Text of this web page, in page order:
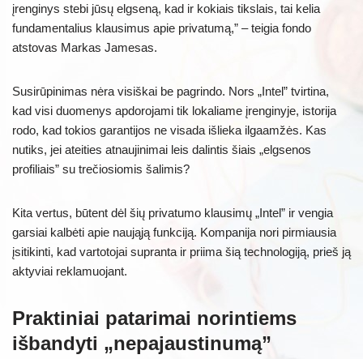
įrenginys stebi jūsų elgseną, kad ir kokiais tikslais, tai kelia
fundamentalius klausimus apie privatumą,” – teigia fondo
atstovas Markas Jamesas.
Susirūpinimas nėra visiškai be pagrindo. Nors „Intel” tvirtina,
kad visi duomenys apdorojami tik lokaliame įrenginyje, istorija
rodo, kad tokios garantijos ne visada išlieka ilgaamžės. Kas
nutiks, jei ateities atnaujinimai leis dalintis šiais „elgsenos
profiliais” su trečiosiomis šalimis?
Kita vertus, būtent dėl šių privatumo klausimų „Intel” ir vengia
garsiai kalbėti apie naująją funkciją. Kompanija nori pirmiausia
įsitikinti, kad vartotojai supranta ir priima šią technologiją, prieš ją
aktyviai reklamuojant.
Praktiniai patarimai norintiems
išbandyti „nepajaustinumą”